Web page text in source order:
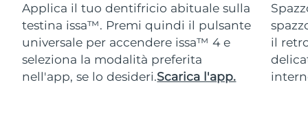
Applica il tuo dentifricio abituale sulla
testina issa™. Premi quindi il pulsante
universale per accendere issa™ 4 e
seleziona la modalità preferita
nell'app, se lo desideri.Scarica l'app.
il